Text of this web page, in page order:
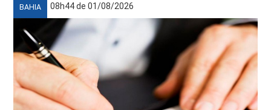
BAHIA 08h44 de 01/08/2026